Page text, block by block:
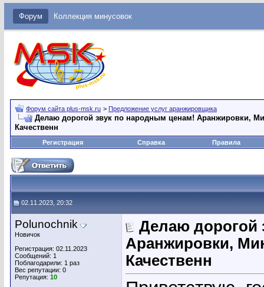
Форум Коллекция минусовок
Форум сайта plus-msk.ru > Предложение услуг аранжировщика
Делаю дорогой звук по народным ценам! Аранжировки,
Качественн
Регистрация Справка Правила
02.11.2023, 20:32
Polunochnik
Новичок
Регистрация: 02.11.2023
Сообщений: 1
Поблагодарили: 1 раз
Вес репутации: 0
Репутация: 10
Делаю дорогой
Аранжировки,
Качественн